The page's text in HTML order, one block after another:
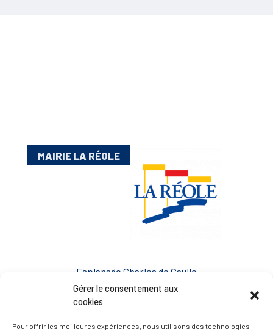
Gérer le consentement aux
cookies
Pour offrir les meilleures expériences, nous utilisons des technologies
MAIRIE LA RÉOLE
Esplanade Charles de Gaulle
33 190 La Réole